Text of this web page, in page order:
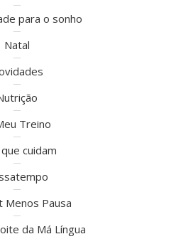
para o sonho
Natal
Treino
cuidam
Menos Pausa
da Má Língua